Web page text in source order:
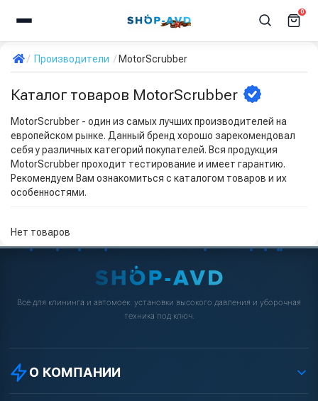
0
Производители MotorScrubber
Каталог товаров MotorScrubber
MotorScrubber - один из самых лучших производителей на
европейском рынке. Данный бренд хорошо зарекомендовал
себя у различных категорий покупателей. Вся продукция
MotorScrubber проходит тестирование и имеет гарантию.
Рекомендуем Вам ознакомиться с каталогом товаров и их
особенностями.
Нет товаров
Всё для клининга и автомоек: установки высокого давления и уборочная
техника под ключ.
О КОМПАНИИ
О компании